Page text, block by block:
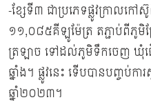
-ខ្សែទី៣ ជាប្រភេទផ្លូវក្រាលកៅ
១១,០៨៥គីឡូម៉ែត្រ តភ្ជាប់ពី
ត្រឡាច ទៅដល់ភូមិទឹកចេញ ឃុំជើង
ឆ្នាំង។ ផ្លូវនេះ ទើបបានបញ្ចប់កា
ឆ្នាំ២០២៣។